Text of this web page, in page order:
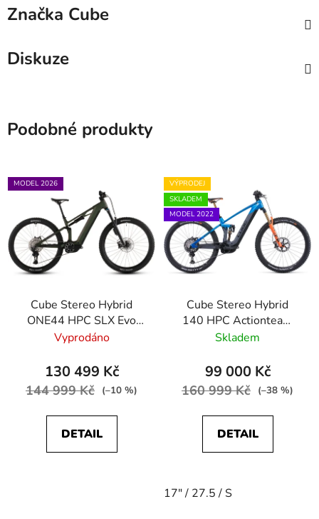
Značka Cube
Diskuze
Podobné produkty
MODEL 2026
Cube Stereo Hybrid
ONE44 HPC SLX Evo
800 stellar´n´grey
Vyprodáno
130 499 Kč
144 999 Kč (–10 %)
DETAIL
VÝPRODEJ
SKLADEM
MODEL 2022
Cube Stereo Hybrid
140 HPC Actionteam
625; 27.5
Skladem
99 000 Kč
160 999 Kč (–38 %)
DETAIL
17" / 27.5 / S